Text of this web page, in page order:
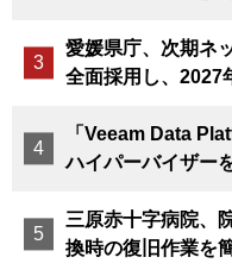
愛媛県庁、次期ネ
全面採用し、2027
「Veeam Data
ハイパーバイザー
三原赤十字病院、
換時の復旧作業を